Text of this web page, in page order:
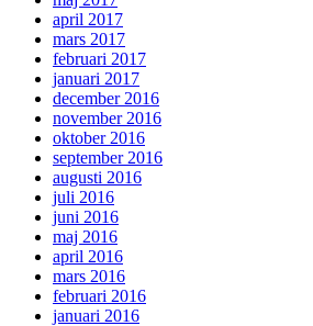
april 2017
mars 2017
februari 2017
januari 2017
december 2016
november 2016
oktober 2016
september 2016
augusti 2016
juli 2016
juni 2016
maj 2016
april 2016
mars 2016
februari 2016
januari 2016